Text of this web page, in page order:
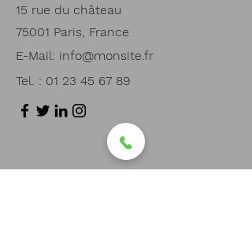
15 rue du château
75001 Paris, France
E-Mail: info@monsite.fr
Tel. : 01 23 45 67 89
Prénom